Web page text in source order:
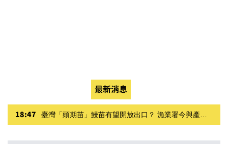
最新消息
18:47 臺灣「頭期苗」鰻苗有望開放出口？ 漁業署今與產業鏈座談 盼養殖、貿易透明化